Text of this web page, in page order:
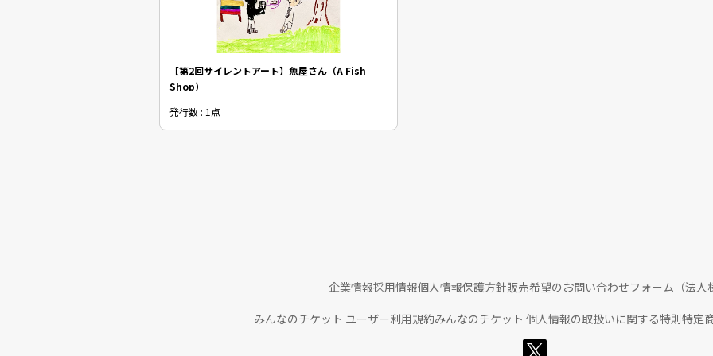
【第2回サイレントアート】魚屋さん（A Fish
Shop）
発行数 : 1点
企業情報採用情報個人情報保護方針販売希望のお問い合わせフォーム（法人
みんなのチケット ユーザー利用規約みんなのチケット 個人情報の取扱いに関する特則特定